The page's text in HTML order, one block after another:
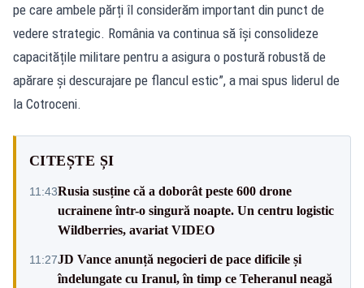
pe care ambele părți îl considerăm important din punct de
vedere strategic. România va continua să își consolideze
capacitățile militare pentru a asigura o postură robustă de
apărare și descurajare pe flancul estic”, a mai spus liderul de
la Cotroceni.
CITEȘTE ȘI
11:43Rusia susține că a doborât peste 600 drone
ucrainene într-o singură noapte. Un centru logistic
Wildberries, avariat VIDEO
11:27JD Vance anunță negocieri de pace dificile și
îndelungate cu Iranul, în timp ce Teheranul neagă